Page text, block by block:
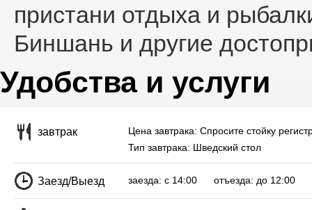
пристани отдыха и
Биншань и другие
Удобства и услуги
завтрак
Цена завтрака: Спросите стойку
Тип завтрака: Шведский стол
Заезд/Выезд заезда: с 14:00 отъезда: до 12:00